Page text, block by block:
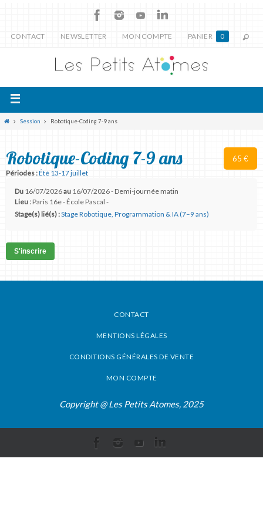
CONTACT NEWSLETTER MON COMPTE PANIER 0
Session Robotique-Coding 7-9 ans
65 €
Robotique-Coding 7-9 ans
Périodes :Été 13-17 juillet
Du 16/07/2026au 16/07/2026 - Demi-journée matin
Lieu :Paris 16e - École Pascal -
Stage(s) lié(s) :Stage Robotique, Programmation & IA (7–9 ans)
S'inscrire
CONTACT
MENTIONS LÉGALES
CONDITIONS GÉNÉRALES DE VENTE
MON COMPTE
Copyright @ Les Petits Atomes, 2025